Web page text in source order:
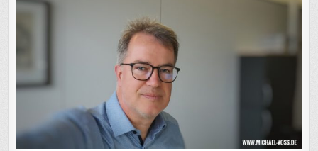
Ich bin Journalist. Für ein öffentlich-rechtliches